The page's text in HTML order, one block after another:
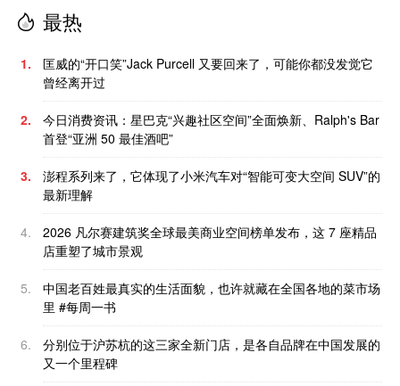
最热
1.
匡威的“开口笑”Jack Purcell 又要回来了，可能你都没发觉它
曾经离开过
2.
今日消费资讯：星巴克“兴趣社区空间”全面焕新、Ralph's Bar
首登“亚洲 50 最佳酒吧”
3.
澎程系列来了，它体现了小米汽车对“智能可变大空间 SUV”的
最新理解
4.
2026 凡尔赛建筑奖全球最美商业空间榜单发布，这 7 座精品
店重塑了城市景观
5.
中国老百姓最真实的生活面貌，也许就藏在全国各地的菜市场
里 #每周一书
6.
分别位于沪苏杭的这三家全新门店，是各自品牌在中国发展的
又一个里程碑